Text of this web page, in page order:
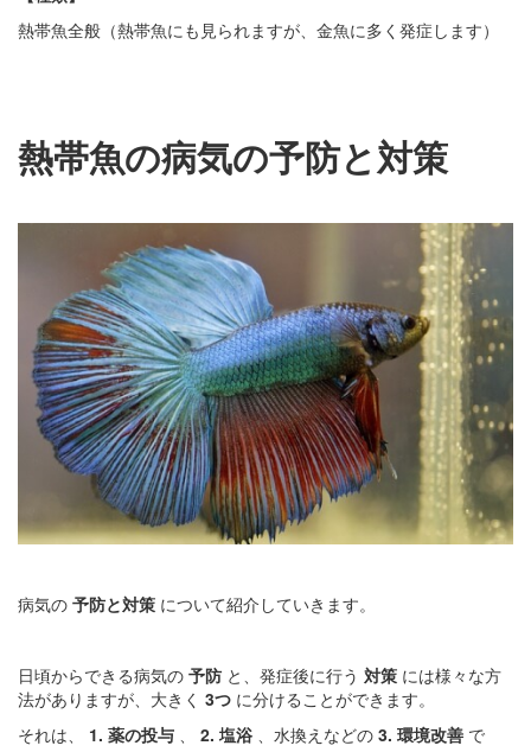
熱帯魚全般（熱帯魚にも見られますが、金魚に多く発症します）
熱帯魚の病気の予防と対策
病気の 予防と対策 について紹介していきます。
日頃からできる病気の 予防 と、発症後に行う 対策 には様々な方
法がありますが、大きく 3つ に分けることができます。
それは、 1. 薬の投与 、 2. 塩浴 、水換えなどの 3. 環境改善 で